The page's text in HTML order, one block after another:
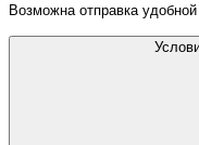
Возможна отправка